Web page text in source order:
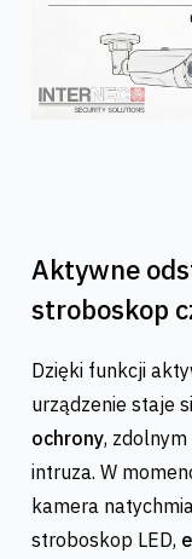
Aktywne
stroboskop
Dzięki funkcji
urządzenie staje
ochrony,
intruza. W
kamera
stroboskop LED,